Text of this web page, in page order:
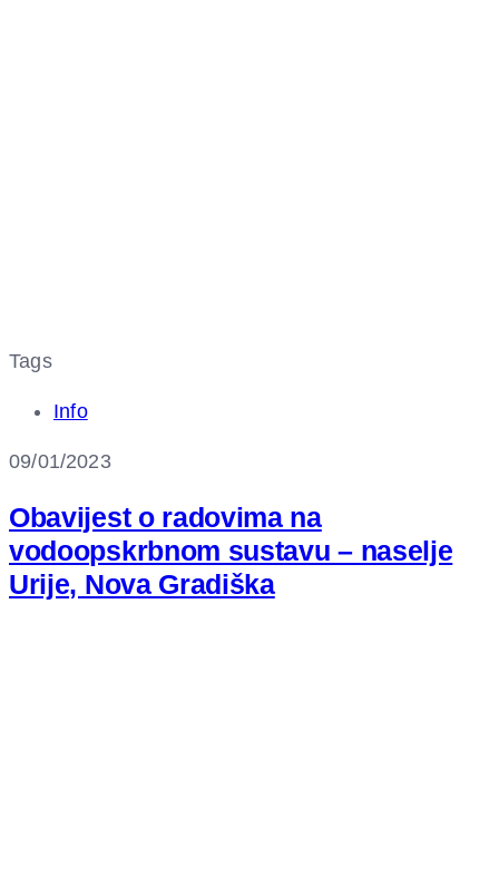
Tags
Info
09/01/2023
Obavijest o radovima na
vodoopskrbnom sustavu – naselje
Urije, Nova Gradiška